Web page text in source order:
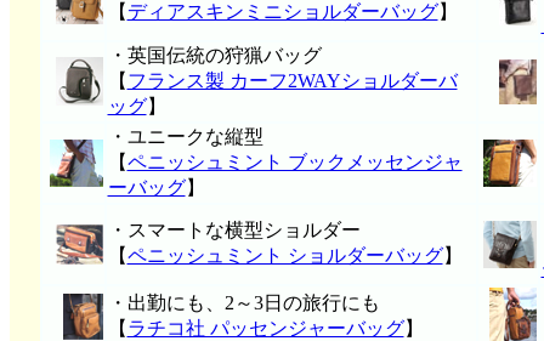
【 ディアスキンミニショルダーバッグ】
・英国伝統の狩猟バッグ
【 フランス製 カーフ2WAYショルダーバ
ッグ】
・ユニークな縦型
【ペニッシュミント ブックメッセンジャ
ーバッグ】
・スマートな横型ショルダー
【ペニッシュミント ショルダーバッグ】
・出勤にも、2～3日の旅行にも
【 ラチコ社 パッセンジャーバッグ】